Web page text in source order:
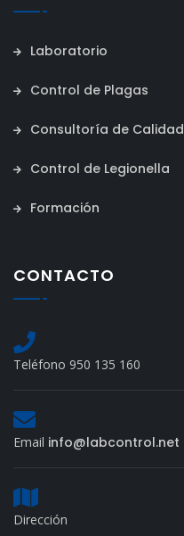
Laboratorio
Control de Plagas
Consultoría de Calidad
Control de Legionella
Formación
CONTACTO
Teléfono 950 135 160
Email info@labcontrol.net
Dirección